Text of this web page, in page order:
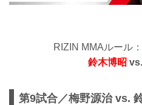
RIZIN MMAルール
鈴木博昭 vs.
第9試合／梅野源治 vs.